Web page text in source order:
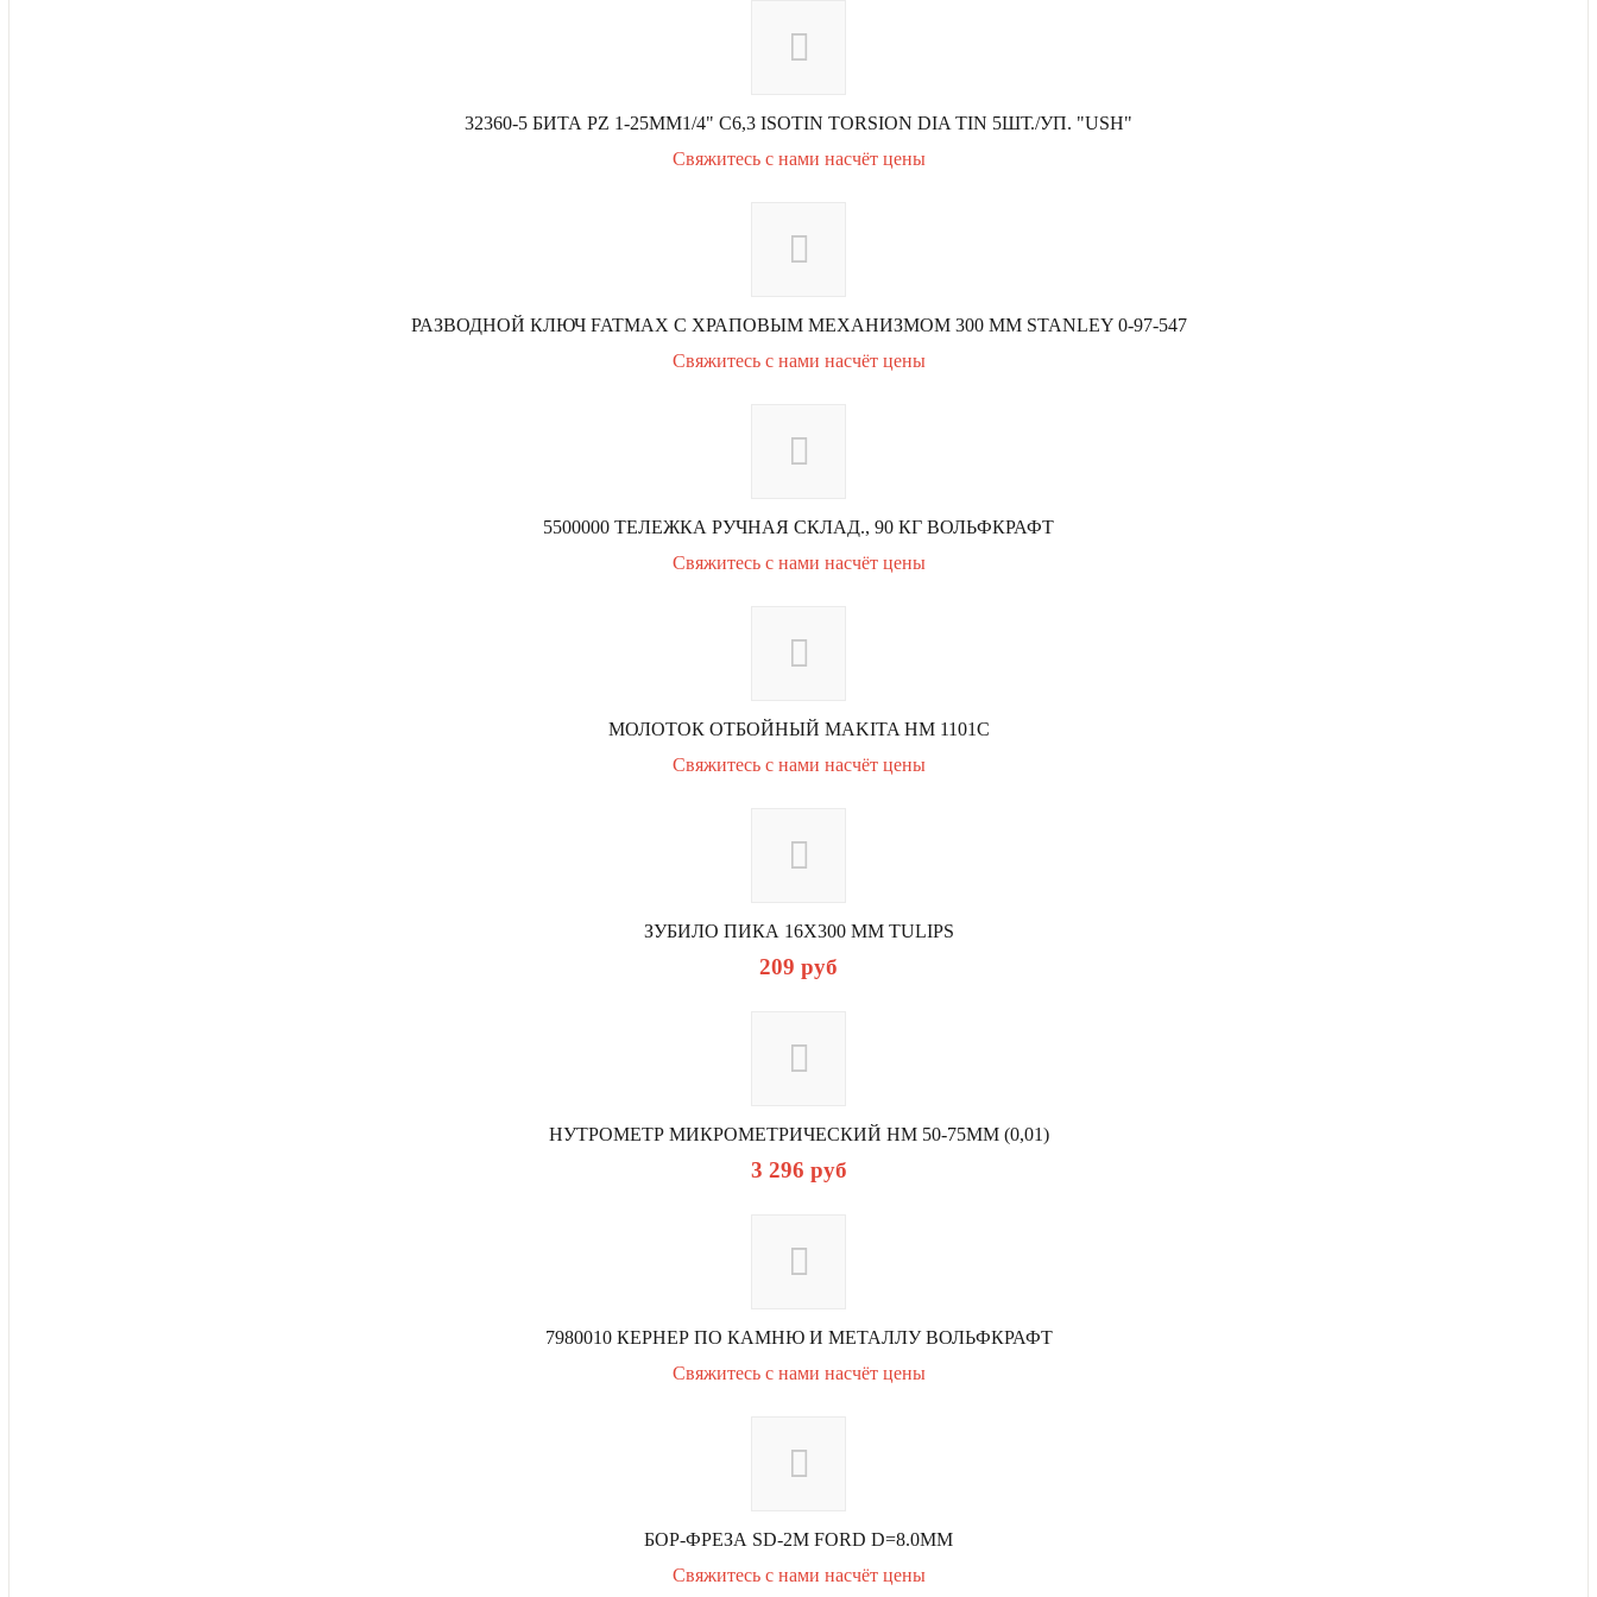
32360-5 БИТА PZ 1-25MM1/4" С6,3 ISOTIN TORSION DIA TIN 5ШТ./УП. "USH"
Свяжитесь с нами насчёт цены
РАЗВОДНОЙ КЛЮЧ FATMAX С ХРАПОВЫМ МЕХАНИЗМОМ 300 ММ STANLEY 0-97-547
Свяжитесь с нами насчёт цены
5500000 ТЕЛЕЖКА РУЧНАЯ СКЛАД., 90 КГ ВОЛЬФКРАФТ
Свяжитесь с нами насчёт цены
МОЛОТОК ОТБОЙНЫЙ MAKITA НМ 1101С
Свяжитесь с нами насчёт цены
ЗУБИЛО ПИКА 16Х300 ММ TULIPS
209 руб
НУТРОМЕТР МИКРОМЕТРИЧЕСКИЙ НМ 50-75ММ (0,01)
3 296 руб
7980010 КЕРНЕР ПО КАМНЮ И МЕТАЛЛУ ВОЛЬФКРАФТ
Свяжитесь с нами насчёт цены
БОР-ФРЕЗА SD-2M FORD D=8.0ММ
Свяжитесь с нами насчёт цены